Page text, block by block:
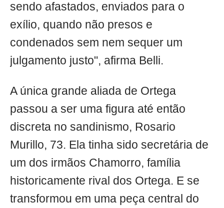
sendo afastados, enviados para o
exílio, quando não presos e
condenados sem nem sequer um
julgamento justo", afirma Belli.
A única grande aliada de Ortega
passou a ser uma figura até então
discreta no sandinismo, Rosario
Murillo, 73. Ela tinha sido secretária de
um dos irmãos Chamorro, família
historicamente rival dos Ortega. E se
transformou em uma peça central do